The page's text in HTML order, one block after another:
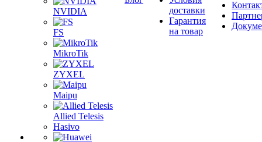
NVIDIA
FS
MikroTik
ZYXEL
Maipu
Allied Telesis
Hasivo
доставки
Гарантия
на товар